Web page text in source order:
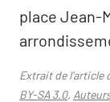
place Jean-
Extrait de l'article
BY-SA 3.0,